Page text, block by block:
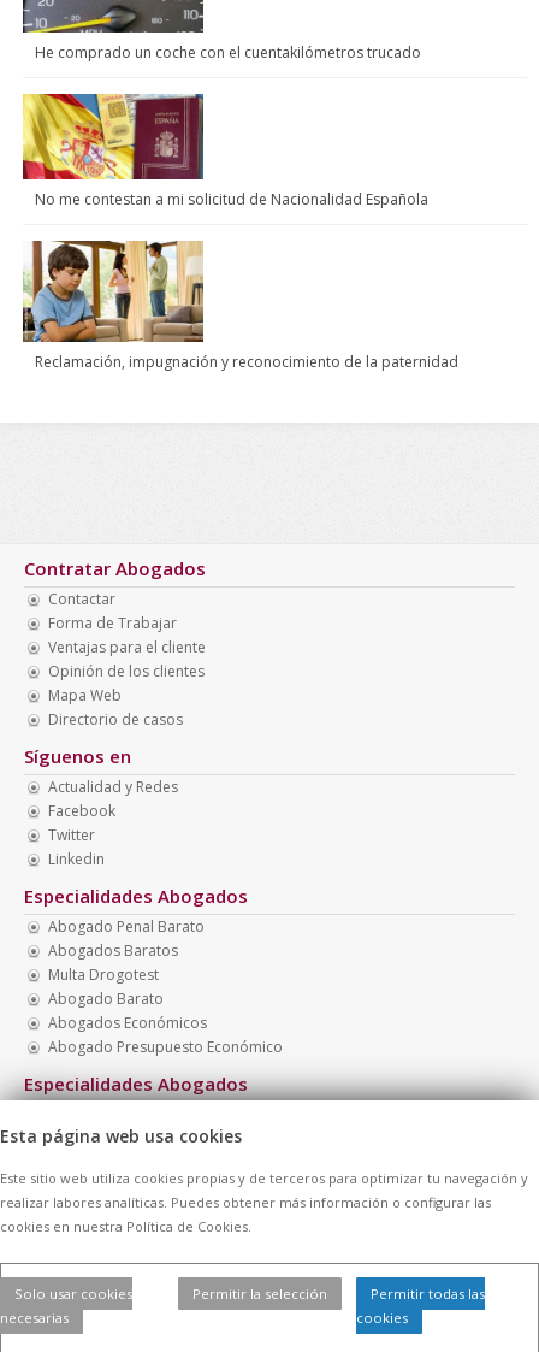
He comprado un coche con el cuentakilómetros trucado
No me contestan a mi solicitud de Nacionalidad Española
Reclamación, impugnación y reconocimiento de la paternidad
Contratar Abogados
Contactar
Forma de Trabajar
Ventajas para el cliente
Opinión de los clientes
Mapa Web
Directorio de casos
Síguenos en
Actualidad y Redes
Facebook
Twitter
Linkedin
Especialidades Abogados
Abogado Penal Barato
Abogados Baratos
Multa Drogotest
Abogado Barato
Abogados Económicos
Abogado Presupuesto Económico
Especialidades Abogados
Abogados Familia
Abogados Boadilla
Recurrir Multa Tráfico
Abogado Barato Madrid
© 2026 - Cookies| Todos los
Esta página web usa cookies
Este sitio web utiliza cookies propias y de terceros para optimizar tu navegación y
realizar labores analíticas. Puedes obtener más información o configurar las
cookies en nuestra Política de Cookies.
Solo usar cookies
necesarias
Permitir la selección
Permitir todas las
cookies